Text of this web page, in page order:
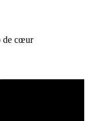
de cœur